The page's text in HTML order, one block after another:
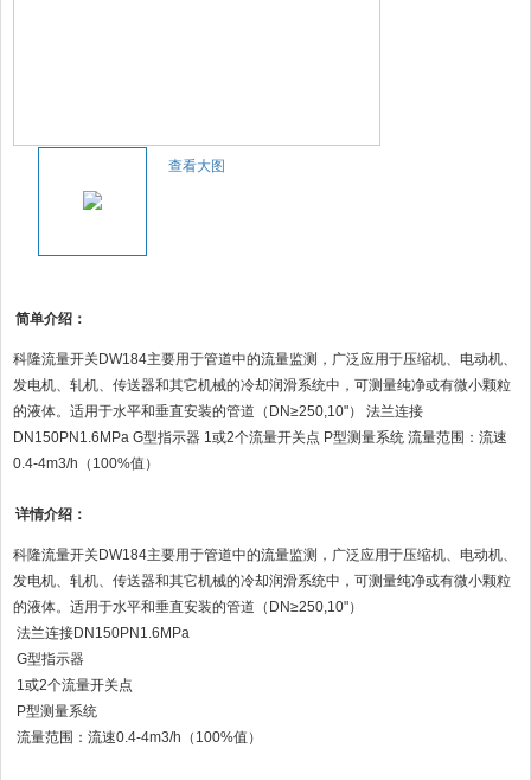
查看大图
简单介绍：
科隆流量开关DW184主要用于管道中的流量监测，广泛应用于压缩机、电动机、
发电机、轧机、传送器和其它机械的冷却润滑系统中，可测量纯净或有微小颗粒
的液体。适用于水平和垂直安装的管道（DN≥250,10"） 法兰连接
DN150PN1.6MPa G型指示器 1或2个流量开关点 P型测量系统 流量范围：流速
0.4-4m3/h（100%值）
详情介绍：
科隆流量开关DW184主要用于管道中的流量监测，广泛应用于压缩机、电动机、
发电机、轧机、传送器和其它机械的冷却润滑系统中，可测量纯净或有微小颗粒
的液体。适用于水平和垂直安装的管道（DN≥250,10"）
法兰连接DN150PN1.6MPa
G型指示器
1或2个流量开关点
P型测量系统
流量范围：流速0.4-4m3/h（100%值）